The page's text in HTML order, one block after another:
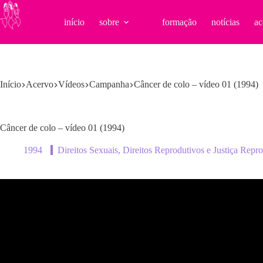
Pular
para
o
início sobre formação notícias
Início Acervo Vídeos Campanha Câncer de colo – vídeo 01 (1994)
Câncer de colo – vídeo 01 (1994)
1994 Direitos Sexuais, Direitos Reprodutivos e Justiça